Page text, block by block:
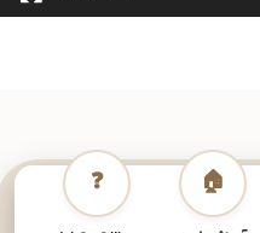
🏠
❓